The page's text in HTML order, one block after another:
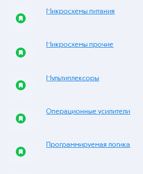
Микросхемы питания
Микросхемы прочие
Мультиплексоры
Операционные усилители
Программируемая логика